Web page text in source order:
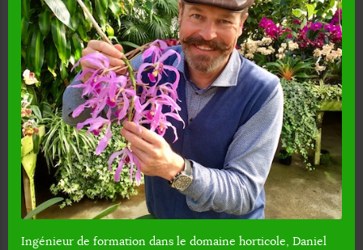
Ingénieur de formation dans le domaine horticole, Daniel